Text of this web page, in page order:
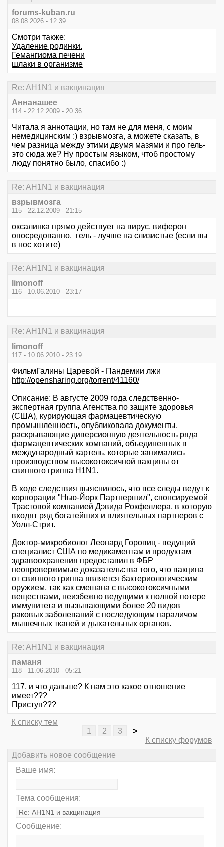
forums-kuban.ru
08.08.2026 - 12:39
Смотри также:
Удаление родинки.
Гемангиома печени
шлаки в организме
Re: AH1N1 и вакцинация
Аннанашее
114 - 22.12.2009 - 20:36
Читала я аннотации, но там не для меня, с моим
немедицинским :) взрывмозга, а можете сказать, в
чем разница между этими двумя мазями и про гель-
это сюда же? Ну простым языком, чтоб простому
люду понятно было, спасибо :)
Re: AH1N1 и вакцинация
взрывмозга
115 - 22.12.2009 - 21:15
оксалинка прямо действует на вирус, виферон
опосредованно. гель - лучше на слизистые (если вы
в нос хотите)
Re: AH1N1 и вакцинация
limonoff
116 - 10.06.2010 - 23:17
Re: AH1N1 и вакцинация
limonoff
117 - 10.06.2010 - 23:19
ФильмГалины Царевой - Пандемии лжи
http://opensharing.org/torrent/41160/
Описание: В августе 2009 года следственно-
экспертная группа Агенства по защите здоровья
(США), курирующая фармацевтическую
промышленность, опубликовала документы,
раскрывающие диверсионную деятельность ряда
фармацевтических компаний, объединенных в
международный картель, которые занимались
производством высокотоксичной вакцины от
свинного гриппа Н1N1.
В ходе следствия выяснилось, что все следы ведут к
корпорации "Нью-Йорк Партнершил", спонсируемой
Трастовой компанией Дэвида Рокфеллера, в которую
входят ряд богатейших и влиятельных партнеров с
Уолл-Стрит.
Доктор-микробиолог Леонард Горовиц - ведущий
специалист США по медикаментам и продуктам
здравоохранения предоставил в ФБР
неопровержимые доказательства того, что вакцина
от свинного гриппа является бактериологическим
оружием, так как смешана с высокотоксичными
веществами, неизбежно ведущими к полной потере
иммунитета и вызывающими более 20 видов
раковых заболеваний с последующим параличом
мышечных тканей и дыхательных органов.
Re: AH1N1 и вакцинация
паманя
118 - 11.06.2010 - 05:21
117, и что дальше? К нам это какое отношение
имеет???
Приступ???
К списку тем
1
2 3
>
К списку форумов
Добавить новое сообщение
Ваше имя:
Тема сообщения:
Сообщение: